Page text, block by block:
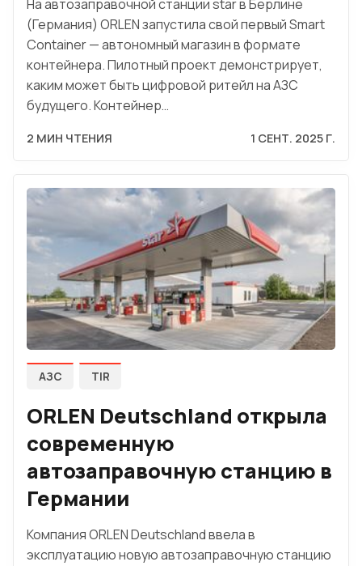
На автозаправочной станции star в Берлине
(Германия) ORLEN запустила свой первый Smart
Container — автономный магазин в формате
контейнера. Пилотный проект демонстрирует,
каким может быть цифровой ритейл на АЗС
будущего. Контейнер…
2 МИН ЧТЕНИЯ 1 СЕНТ. 2025 Г.
АЗС TIR
ORLEN Deutschland открыла
современную
автозаправочную станцию в
Германии
Компания ORLEN Deutschland ввела в
эксплуатацию новую автозаправочную станцию